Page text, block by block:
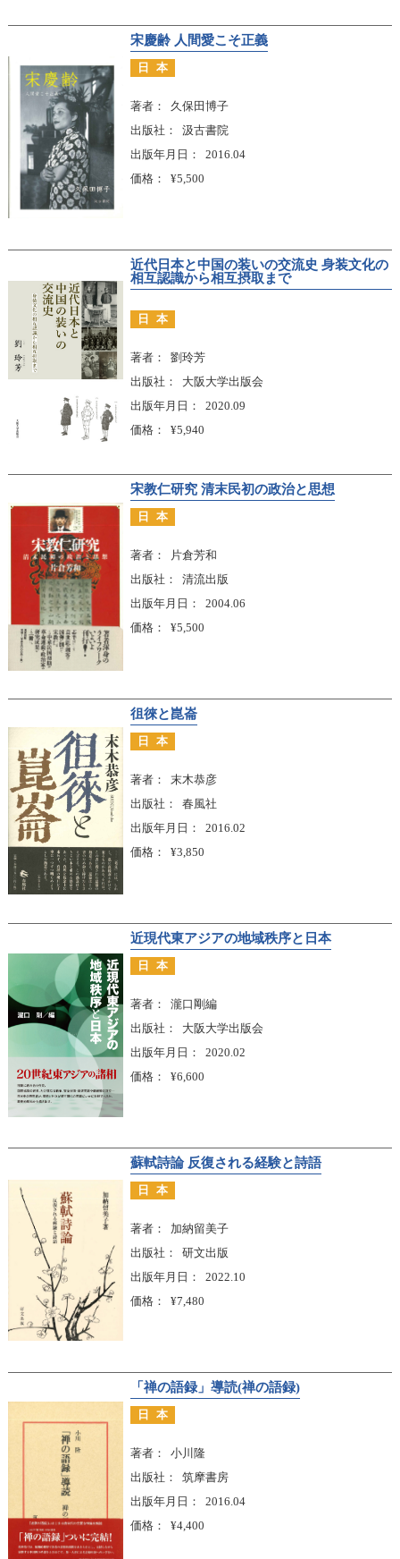
宋慶齢 人間愛こそ正義
日本
著者
久保田博子
出版社
汲古書院
出版年月日
2016.04
価格
¥5,500
近代日本と中国の装いの交流史 身装文化の
相互認識から相互摂取まで
日本
著者
劉玲芳
出版社
大阪大学出版会
出版年月日
2020.09
価格
¥5,940
宋教仁研究 清末民初の政治と思想
日本
著者
片倉芳和
出版社
清流出版
出版年月日
2004.06
価格
¥5,500
徂徠と崑崙
日本
著者
末木恭彦
出版社
春風社
出版年月日
2016.02
価格
¥3,850
近現代東アジアの地域秩序と日本
日本
著者
瀧口剛編
出版社
大阪大学出版会
出版年月日
2020.02
価格
¥6,600
蘇軾詩論 反復される経験と詩語
日本
著者
加納留美子
出版社
研文出版
出版年月日
2022.10
価格
¥7,480
「禅の語録」導読(禅の語録)
日本
著者
小川隆
出版社
筑摩書房
出版年月日
2016.04
価格
¥4,400